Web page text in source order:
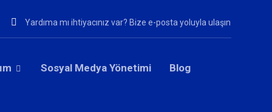
Yardıma mı ihtiyacınız var? Bize e-posta yoluyla ulaşın
Sosyal Medya Yönetimi Blog